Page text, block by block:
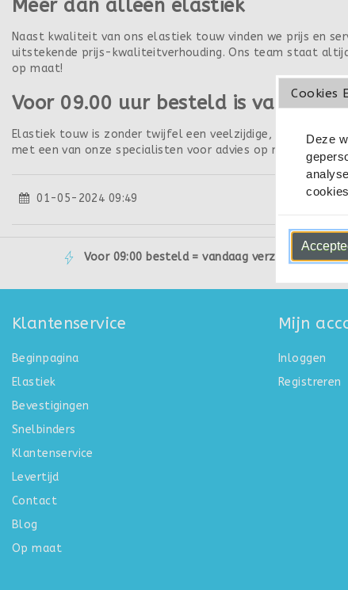
Meer dan alleen elastiek
Naast kwaliteit van ons elastiek touw vinden we prijs en
uitstekende prijs-kwaliteitverhouding. Ons team staat
op maat!
Voor 09.00 uur besteld is vandaag
Elastiek touw is zonder twijfel een veelzijdige,
met een van onze specialisten voor advies op maat of
01-05-2024 09:49
Voor 09:00 besteld = vandaag verzonden
Klantenservice
Beginpagina
Elastiek
Bevestigingen
Snelbinders
Klantenservice
Levertijd
Contact
Blog
Op maat
Mijn
Inloggen
Registreren
Cookies
Deze